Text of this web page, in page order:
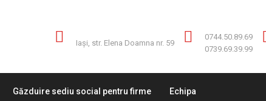
Iaşi, str. Elena Doamna nr. 59
0744.50.89.69
0739.69.39.99
Găzduire sediu social pentru firme Echipa